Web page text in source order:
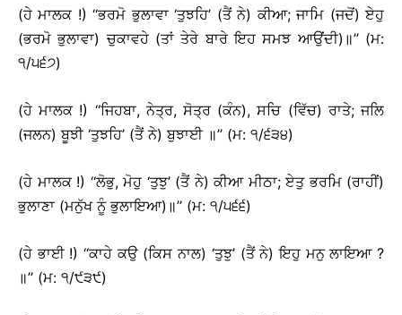
(ਹੇ ਮਾਲਕ !) ‘‘ਭਰਮੋ ਭੁਲਾਵਾ ‘ਤੁਝਹਿ’ (ਤੈਂ ਨੇ) ਕੀਆ; ਜਾਮਿ (ਜਦੋਂ) ਏਹੁ
(ਭਰਮੋ ਭੁਲਾਵਾ) ਚੁਕਾਵਹੇ (ਤਾਂ ਤੇਰੇ ਬਾਰੇ ਇਹ ਸਮਝ ਆਉਂਦੀ)॥’’ (ਮ:
੧/੫੬੭)
(ਹੇ ਮਾਲਕ !) ‘‘ਜਿਹਬਾ, ਨੇਤ੍ਰ, ਸੋਤ੍ਰ (ਕੰਨ), ਸਚਿ (ਵਿੱਚ) ਰਾਤੇ; ਜਲਿ
(ਜਲਨ) ਬੂਝੀ ‘ਤੁਝਹਿ’ (ਤੈਂ ਨੇ) ਬੁਝਾਈ ॥’’ (ਮ: ੧/੬੩੪)
(ਹੇ ਮਾਲਕ !) ‘‘ਲੋਭੁ, ਮੋਹੁ ‘ਤੁਝੁ’ (ਤੈਂ ਨੇ) ਕੀਆ ਮੀਠਾ; ਏਤੁ ਭਰਮਿ (ਰਾਹੀਂ)
ਭੁਲਾਣਾ (ਮਨੁੱਖ ਨੂੰ ਭੁਲਾਇਆ)॥’’ (ਮ: ੧/੫੬੬)
(ਹੇ ਭਾਈ !) ‘‘ਕਾਹੇ ਕਉ (ਕਿਸ ਨਾਲ) ‘ਤੁਝੁ’ (ਤੈਂ ਨੇ) ਇਹੁ ਮਨੁ ਲਾਇਆ ?
॥’’ (ਮ: ੧/੯੩੯)